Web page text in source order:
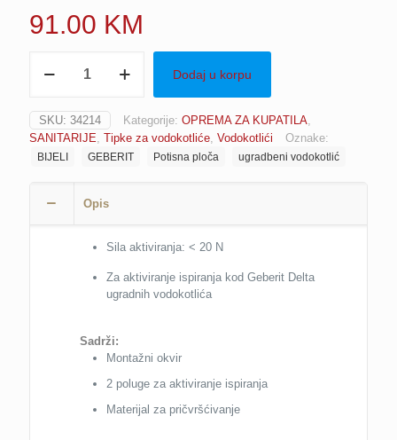
91.00 KM
ploča
ugradbeni
vodokotlić
bijela
GEBERIT
Dodaj u korpu
SKU: 34214 Kategorije: OPREMA ZA KUPATILA,
SANITARIJE, Tipke za vodokotliće, Vodokotlići Oznake:
BIJELI GEBERIT Potisna ploča ugradbeni vodokotlić
Opis
Sila aktiviranja: < 20 N
Za aktiviranje ispiranja kod Geberit Delta
ugradnih vodokotlića
Sadrži:
Montažni okvir
2 poluge za aktiviranje ispiranja
Materijal za pričvršćivanje